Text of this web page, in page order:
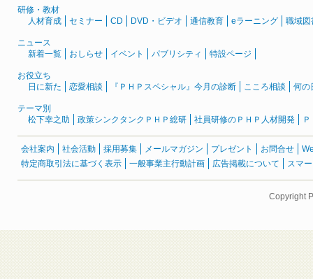
研修・教材
人材育成
セミナー CD DVD・ビデオ 通信教育 eラーニング 職域図
ニュース
新着一覧
おしらせ イベント パブリシティ 特設ページ
お役立ち
日に新た
恋愛相談 『ＰＨＰスペシャル』今月の診断 こころ相談 何の
テーマ別
松下幸之助
政策シンクタンクＰＨＰ総研 社員研修のＰＨＰ人材開発
会社案内 社会活動 採用募集 メールマガジン プレゼント お問合せ
特定商取引法に基づく表示
一般事業主行動計画 広告掲載について スマ
Copyright